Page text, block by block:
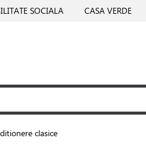
SOCIALA CASA VERDE
clasice